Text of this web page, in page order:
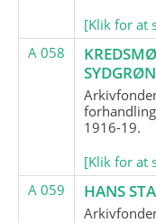
[Klik for at
A 058
1916-19.
[Klik for at
A 059
HANS